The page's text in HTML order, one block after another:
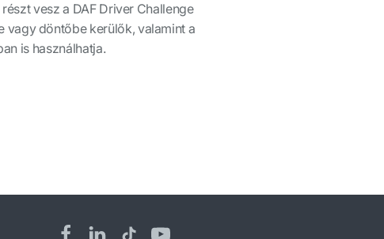
vesz a DAF Driver Challenge
vagy döntőbe kerülők, valamint a
is használhatja.